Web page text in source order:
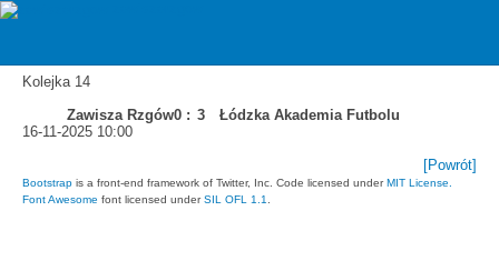
Kolejka 14
Zawisza Rzgów0 : 3
Łódzka Akademia Futbolu
16-11-2025 10:00
[Powrót]
Bootstrap is a front-end framework of Twitter, Inc. Code licensed underMIT License.
Font Awesome font licensed underSIL OFL 1.1